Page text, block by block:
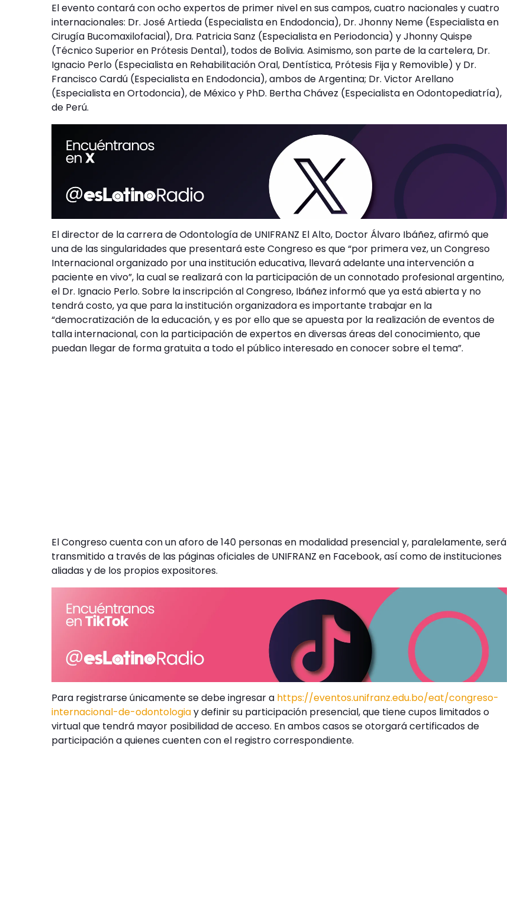
El evento contará con ocho expertos de primer nivel en sus campos, cuatro nacionales y cuatro
internacionales: Dr. José Artieda (Especialista en Endodoncia), Dr. Jhonny Neme (Especialista en
Cirugía Bucomaxilofacial), Dra. Patricia Sanz (Especialista en Periodoncia) y Jhonny Quispe
(Técnico Superior en Prótesis Dental), todos de Bolivia. Asimismo, son parte de la cartelera, Dr.
Ignacio Perlo (Especialista en Rehabilitación Oral, Dentística, Prótesis Fija y Removible) y Dr.
Francisco Cardú (Especialista en Endodoncia), ambos de Argentina; Dr. Victor Arellano
(Especialista en Ortodoncia), de México y PhD. Bertha Chávez (Especialista en Odontopediatría),
de Perú.
El director de la carrera de Odontología de UNIFRANZ El Alto, Doctor Álvaro Ibáñez, afirmó que
una de las singularidades que presentará este Congreso es que “por primera vez, un Congreso
Internacional organizado por una institución educativa, llevará adelante una intervención a
paciente en vivo”, la cual se realizará con la participación de un connotado profesional argentino,
el Dr. Ignacio Perlo. Sobre la inscripción al Congreso, Ibáñez informó que ya está abierta y no
tendrá costo, ya que para la institución organizadora es importante trabajar en la
“democratización de la educación, y es por ello que se apuesta por la realización de eventos de
talla internacional, con la participación de expertos en diversas áreas del conocimiento, que
puedan llegar de forma gratuita a todo el público interesado en conocer sobre el tema”.
El Congreso cuenta con un aforo de 140 personas en modalidad presencial y, paralelamente, será
transmitido a través de las páginas oficiales de UNIFRANZ en Facebook, así como de instituciones
aliadas y de los propios expositores.
Para registrarse únicamente se debe ingresar a https://eventos.unifranz.edu.bo/eat/congreso-
internacional-de-odontologiay definir su participación presencial, que tiene cupos limitados o
virtual que tendrá mayor posibilidad de acceso. En ambos casos se otorgará certificados de
participación a quienes cuenten con el registro correspondiente.